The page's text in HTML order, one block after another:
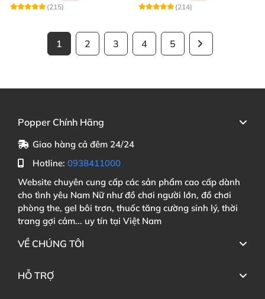
(215)
(214)
1 2 3 4 5
Popper Chính Hãng
Giao hàng cả đêm 24/24
Hotline: 0938411000
Website chuyên cung cấp các sản phẩm cao cấp dành
cho tình yêu Nam Nữ như đồ chơi người lớn, đồ chơi
phòng the, gel bôi trơn, thuốc tăng cường sinh lý, thời
trang gợi cảm... uy tín tại Việt Nam
VỀ CHÚNG TÔI
HỖ TRỢ